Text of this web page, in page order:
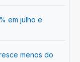
em julho e
menos do